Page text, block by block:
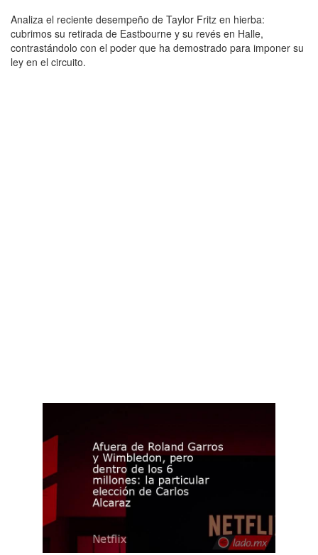
Analiza el reciente desempeño de Taylor Fritz en hierba:
cubrimos su retirada de Eastbourne y su revés en Halle,
contrastándolo con el poder que ha demostrado para imponer su
ley en el circuito.